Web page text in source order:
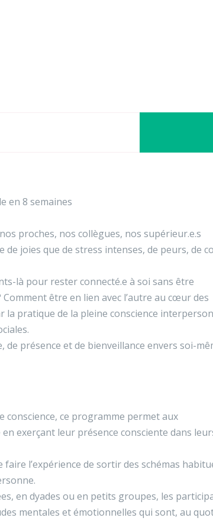
Nous soutenir
en 8 semaines
proches, nos collègues, nos supérieur.e.s
joies que de stress intenses, de peurs, de
là pour rester connecté.e à soi sans être
être en lien avec l’autre au cœur des
la pratique de la pleine conscience
de présence et de bienveillance envers soi-
conscience, ce programme permet aux
exerçant leur présence consciente dans
l’expérience de sortir des schémas
en dyades ou en petits groupes, les
mentales et émotionnelles qui sont, au